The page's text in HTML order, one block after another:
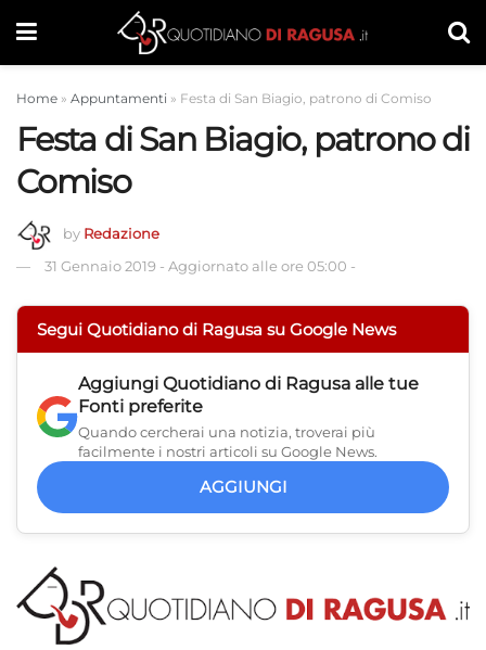
Home » Appuntamenti » Festa di San Biagio, patrono di Comiso
Festa di San Biagio, patrono di
Comiso
by Redazione
31 Gennaio 2019 - Aggiornato alle ore 05:00 -
Segui Quotidiano di Ragusa su Google News
Aggiungi Quotidiano di Ragusa alle tue
Fonti preferite
Quando cercherai una notizia, troverai più
facilmente i nostri articoli su Google News.
AGGIUNGI